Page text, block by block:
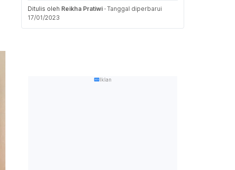
Ditulis oleh Reikha Pratiwi · Tanggal diperbarui
17/01/2023
Iklan